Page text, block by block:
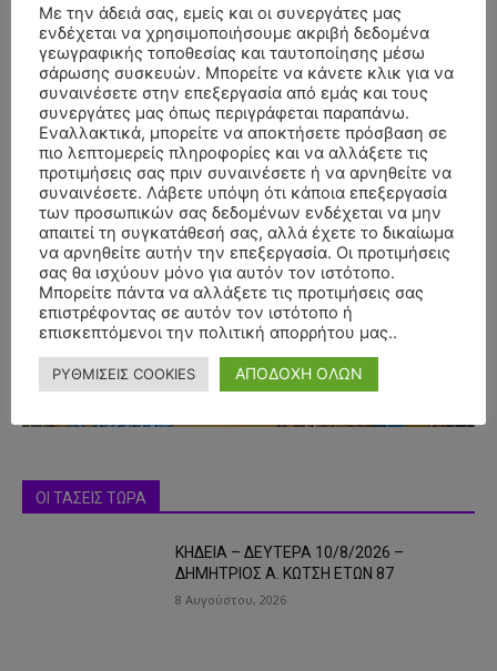
- Advertisment -
ΟΙ ΤΑΣΕΙΣ ΤΩΡΑ
ΚΗΔΕΙΑ – ΔΕΥΤΕΡΑ 10/8/2026 –
ΔΗΜΗΤΡΙΟΣ Α. ΚΩΤΣΗ ΕΤΩΝ 87
8 Αυγούστου, 2026
Με την άδειά σας, εμείς και οι συνεργάτες μας
ενδέχεται να χρησιμοποιήσουμε ακριβή δεδομένα
γεωγραφικής τοποθεσίας και ταυτοποίησης μέσω
σάρωσης συσκευών. Μπορείτε να κάνετε κλικ για να
συναινέσετε στην επεξεργασία από εμάς και τους
συνεργάτες μας όπως περιγράφεται παραπάνω.
Εναλλακτικά, μπορείτε να αποκτήσετε πρόσβαση σε
πιο λεπτομερείς πληροφορίες και να αλλάξετε τις
προτιμήσεις σας πριν συναινέσετε ή να αρνηθείτε να
συναινέσετε. Λάβετε υπόψη ότι κάποια επεξεργασία
των προσωπικών σας δεδομένων ενδέχεται να μην
απαιτεί τη συγκατάθεσή σας, αλλά έχετε το δικαίωμα
να αρνηθείτε αυτήν την επεξεργασία. Οι προτιμήσεις
σας θα ισχύουν μόνο για αυτόν τον ιστότοπο.
Μπορείτε πάντα να αλλάξετε τις προτιμήσεις σας
επιστρέφοντας σε αυτόν τον ιστότοπο ή
επισκεπτόμενοι την πολιτική απορρήτου μας..
ΡΥΘΜΙΣΕΙΣ COOKIES ΑΠΟΔΟΧΗ ΟΛΩΝ